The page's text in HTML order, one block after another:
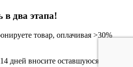
в два этапа!
товар, оплачивая >30%
дней вносите оставшуюся сумму,